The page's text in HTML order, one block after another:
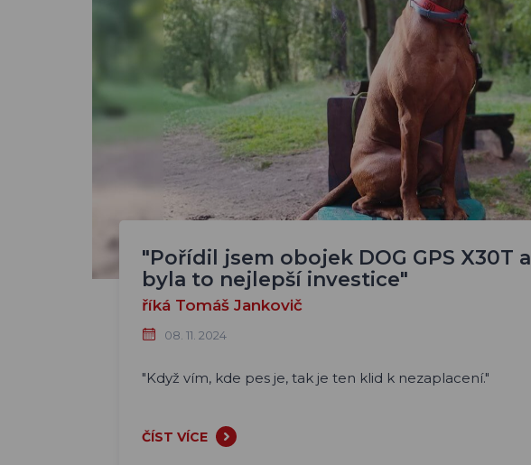
"Pořídil jsem obojek DOG GPS X30T a
byla to nejlepší investice"
říká Tomáš Jankovič
08. 11. 2024
"Když vím, kde pes je, tak je ten klid k nezaplacení."
ČÍST VÍCE